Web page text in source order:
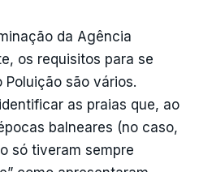
da Agência
os requisitos para se
são vários.
as praias que, ao
balneares (no caso,
só tiveram sempre